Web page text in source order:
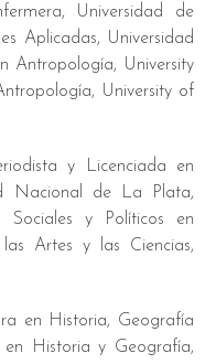
Universidad de
Aplicadas, Universidad
Antropología, University
University of
y Licenciada en
Nacional de La Plata,
Sociales y Políticos en
Artes y las Ciencias,
en Historia, Geografía
Historia y Geografía,